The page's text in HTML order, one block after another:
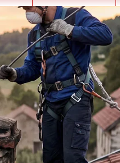
sylvain bury
Très bon Professionnel Recommandé